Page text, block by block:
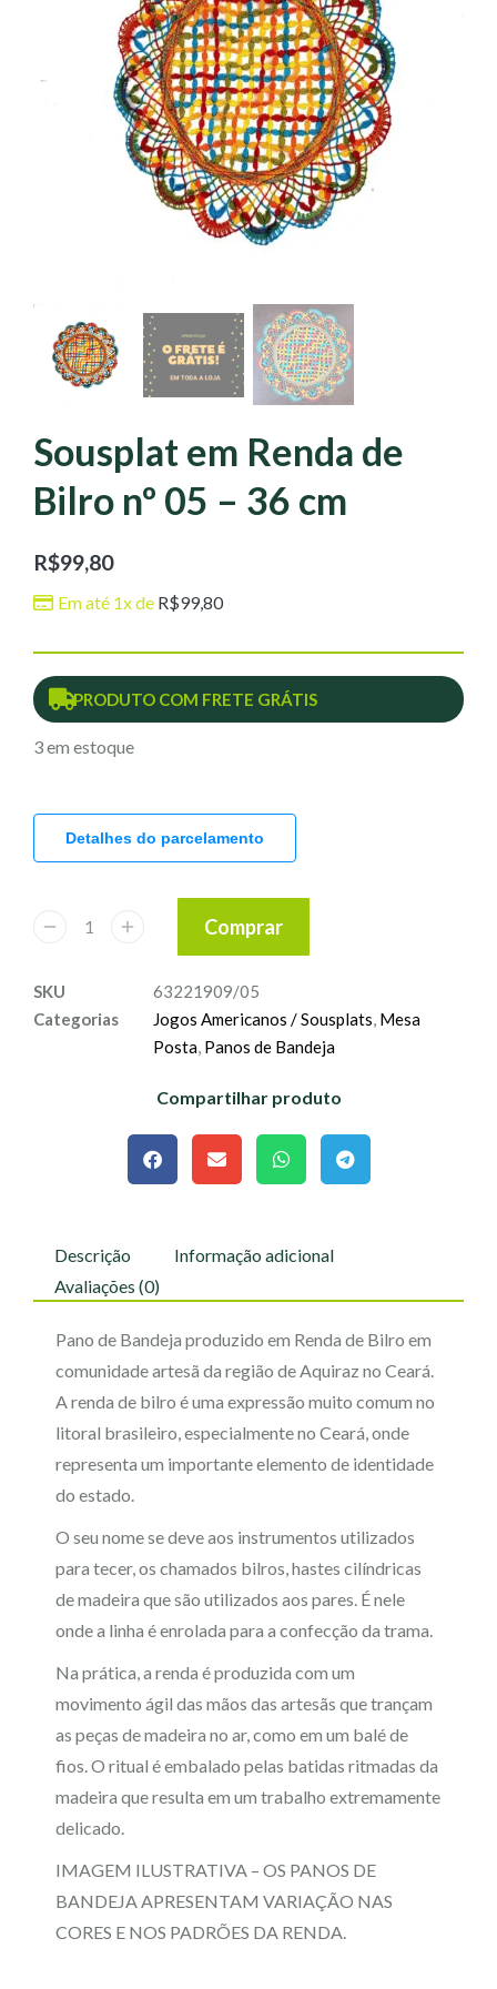
Sousplat em Renda de
Bilro nº 05 – 36 cm
R$99,80
Em até 1x de R$99,80
PRODUTO COM FRETE GRÁTIS
3 em estoque
Detalhes do parcelamento
Comprar
SKU
63221909/05
Categorias
Jogos Americanos / Sousplats, Mesa
Posta, Panos de Bandeja
Compartilhar produto
Descrição
Informação adicional
Avaliações (0)
Pano de Bandeja produzido em Renda de Bilro em
comunidade artesã da região de Aquiraz no Ceará.
A renda de bilro é uma expressão muito comum no
litoral brasileiro, especialmente no Ceará, onde
representa um importante elemento de identidade
do estado.
O seu nome se deve aos instrumentos utilizados
para tecer, os chamados bilros, hastes cilíndricas
de madeira que são utilizados aos pares. É nele
onde a linha é enrolada para a confecção da trama.
Na prática, a renda é produzida com um
movimento ágil das mãos das artesãs que trançam
as peças de madeira no ar, como em um balé de
fios. O ritual é embalado pelas batidas ritmadas da
madeira que resulta em um trabalho extremamente
delicado.
IMAGEM ILUSTRATIVA – OS PANOS DE
BANDEJA APRESENTAM VARIAÇÃO NAS
CORES E NOS PADRÕES DA RENDA.